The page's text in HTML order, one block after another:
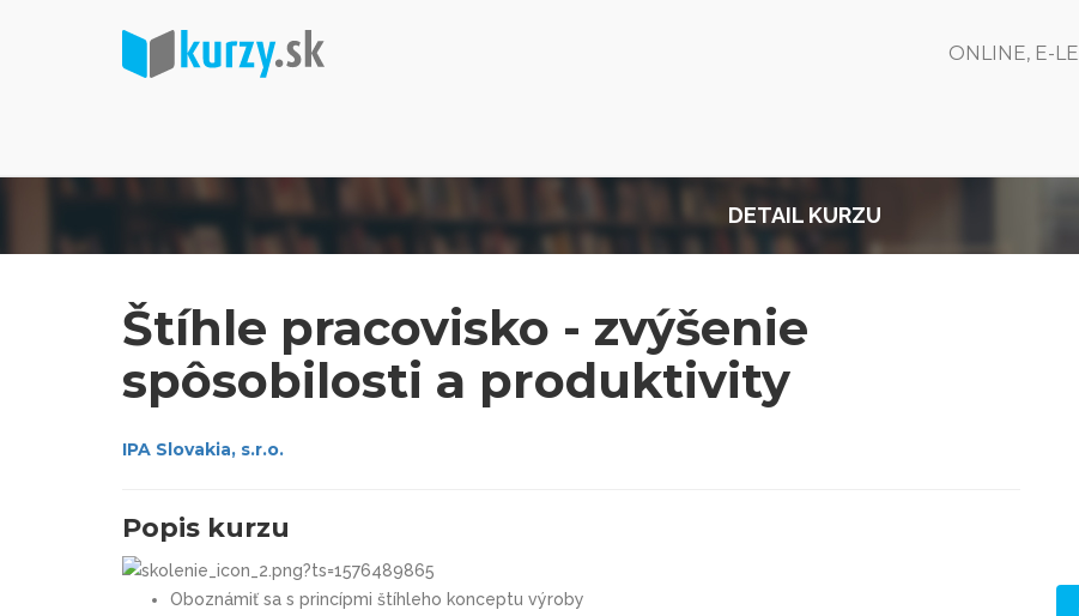
ONLINE, E-
DETAIL KURZU
Štíhle pracovisko - zvýšenie
spôsobilosti a produktivity
IPA Slovakia, s.r.o.
Popis kurzu
Oboznámiť sa s princípmi štíhleho konceptu výroby